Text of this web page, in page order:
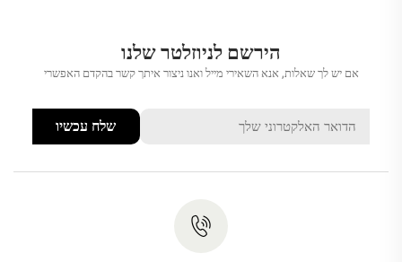
הירשם לניוזלטר שלנו
אם יש לך שאלות, אנא השאירי מייל ואנו ניצור איתך קשר בהקדם האפשרי
שלח עכשיו